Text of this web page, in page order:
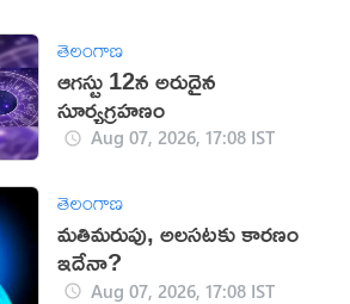
తెలంగాణ
ఆగస్టు 12న అరుదైన
సూర్యగ్రహణం
Aug 07, 2026, 17:08 IST
తెలంగాణ
మతిమరుపు, అలసటకు కారణం
ఇదేనా?
Aug 07, 2026, 17:08 IST